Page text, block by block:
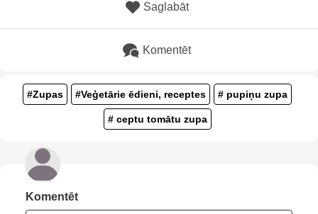
Saglabāt
Komentēt
#Zupas #Veģetārie ēdieni, receptes # pupiņu zupa
# ceptu tomātu zupa
Komentēt